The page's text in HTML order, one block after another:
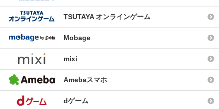
TSUTAYA オンラインゲーム
Mobage
mixi
Amebaスマホ
dゲーム